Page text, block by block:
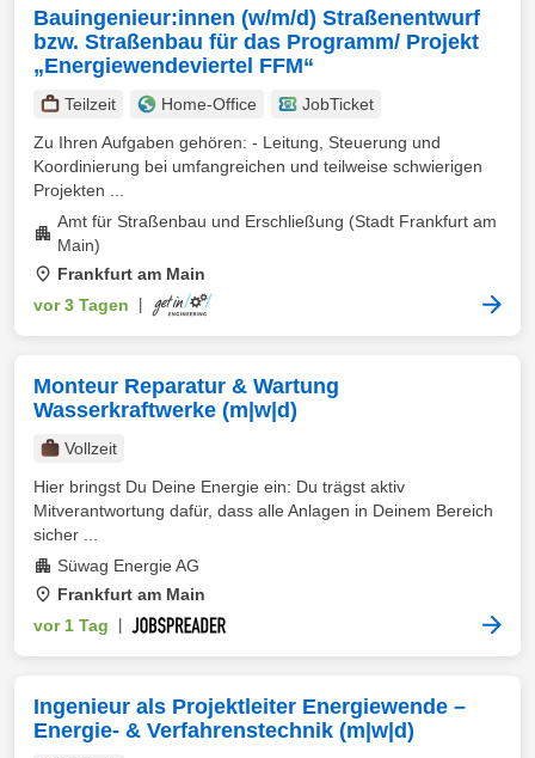
Bauingenieur:innen (w/m/d) Straßenentwurf
bzw. Straßenbau für das Programm/ Projekt
„Energiewendeviertel FFM“
Teilzeit Home-Office
JobTicket
Zu Ihren Aufgaben gehören: - Leitung, Steuerung und
Koordinierung bei umfangreichen und teilweise schwierigen
Projekten ...
Amt für Straßenbau und Erschließung (Stadt Frankfurt am
Main)
Frankfurt am Main
vor 3 Tagen
Monteur Reparatur & Wartung
Wasserkraftwerke (m|w|d)
Vollzeit
Hier bringst Du Deine Energie ein: Du trägst aktiv
Mitverantwortung dafür, dass alle Anlagen in Deinem Bereich
sicher ...
Süwag Energie AG
Frankfurt am Main
vor 1 Tag
Ingenieur als Projektleiter Energiewende –
Energie- & Verfahrenstechnik (m|w|d)